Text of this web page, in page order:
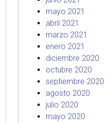
mayo 2021
abril 2021
marzo 2021
enero 2021
diciembre 2020
octubre 2020
septiembre 2020
agosto 2020
julio 2020
mayo 2020